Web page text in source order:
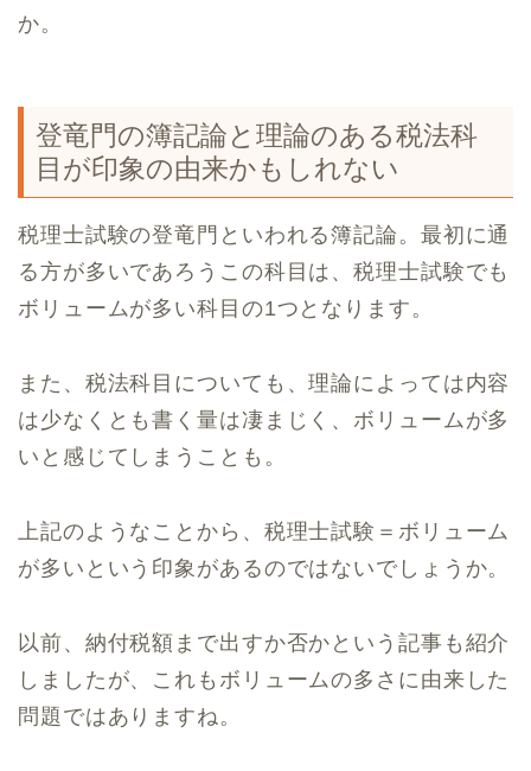
か。
登竜門の簿記論と理論のある税法科
目が印象の由来かもしれない
税理士試験の登竜門といわれる簿記論。最初に通
る方が多いであろうこの科目は、税理士試験でも
ボリュームが多い科目の1つとなります。
また、税法科目についても、理論によっては内容
は少なくとも書く量は凄まじく、ボリュームが多
いと感じてしまうことも。
上記のようなことから、税理士試験＝ボリューム
が多いという印象があるのではないでしょうか。
以前、納付税額まで出すか否かという記事も紹介
しましたが、これもボリュームの多さに由来した
問題ではありますね。